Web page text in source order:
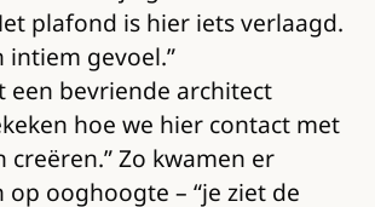
plafond is hier iets verlaagd.
intiem gevoel.”
een bevriende architect
hoe we hier contact met
Zo kwamen er
ooghoogte – “je ziet de